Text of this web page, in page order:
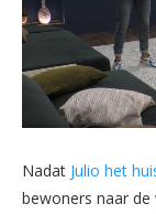
Nadat Julio het
bewoners naar